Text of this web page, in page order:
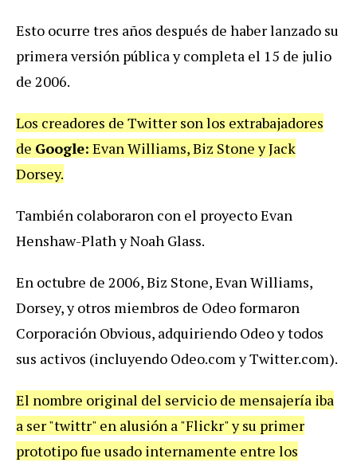
Esto ocurre tres años después de haber lanzado su
primera versión pública y completa el 15 de julio
de 2006.
Los creadores de Twitter son los extrabajadores
de Google: Evan Williams, Biz Stone y Jack
Dorsey.
También colaboraron con el proyecto Evan
Henshaw-Plath y Noah Glass.
En octubre de 2006, Biz Stone, Evan Williams,
Dorsey, y otros miembros de Odeo formaron
Corporación Obvious, adquiriendo Odeo y todos
sus activos (incluyendo Odeo.com y Twitter.com).
El nombre original del servicio de mensajería iba
a ser "twittr" en alusión a "Flickr" y su primer
prototipo fue usado internamente entre los